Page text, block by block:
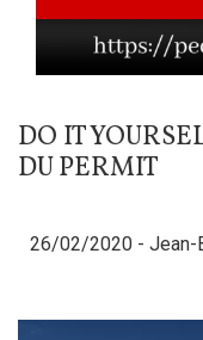
DO IT
DU PERMIT
26/02/2020 - Jean-